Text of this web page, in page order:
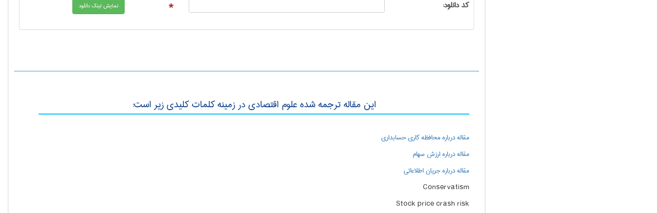
کد دانلود: *
این مقاله ترجمه شده علوم اقتصادی در زمینه کلمات کلیدی زیر است:
مقاله درباره محافظه کاری حسابداری
مقاله درباره ارزش سهام
مقاله درباره جریان اطلاعاتی
Conservatism
Stock price crash risk